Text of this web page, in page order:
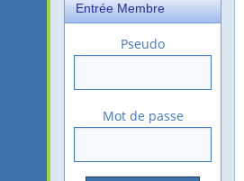
Entrée Membre
Pseudo
Mot de passe